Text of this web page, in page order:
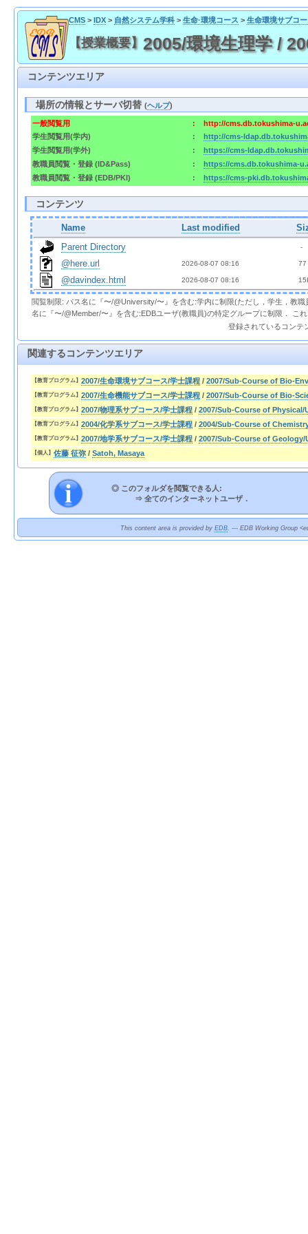
CMS> IDX> 自然システム学科> 生命·環境コース > 生命環境サブコ
【授業概要】 2005/環境生理学 /
コンテンツエリア
場所の情報とサーバ切替(ヘルプ)
一般閲覧用 :
http://cms.db.tokushima-
学生閲覧用(学内)
:
http://cms-
学生閲覧用(学外)
:
https://cms-
教職員閲覧・登録 (ID&Pass)
:
https://cms.db.tokushima-
教職員閲覧・登録 (EDB/PKI)
: https://cms-
コンテンツ
Name Last modified
Parent Directory
  -
@here.url 2026-08-07 08:16 77
@davindex.html 2026-08-07 08:16
閲覧制限: パス名に『〜/@University/〜』を含む:学内に制限(ただし，学生，教
名に『〜/@Member/〜』を含む:EDBユーザ(教職員)の特定グループに制限． こ
登録されているコンテ
関連するコンテンツエリア
【教育プログラム】 2007/生命環境サブコース/学士課程 / 2007/Sub-Course of Bio-
【教育プログラム】 2007/生命機能サブコース/学士課程 / 2007/Sub-Course of Bio-
【教育プログラム】 2007/物理系サブコース/学士課程 / 2007/Sub-Course of
【教育プログラム】 2004/化学系サブコース/学士課程 / 2004/Sub-Course of
【教育プログラム】 2007/地学系サブコース/学士課程 / 2007/Sub-Course of
【個人】 佐藤 征弥 / Satoh, Masaya
◎ このフォルダを閲覧できる人:
⇒ 全てのインターネットユーザ．
This content area is provided by EDB. --- EDB Working Group